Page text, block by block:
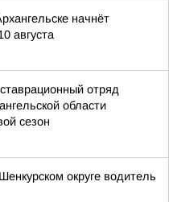
начнёт
августа
отряд
области
сезон
округе водитель